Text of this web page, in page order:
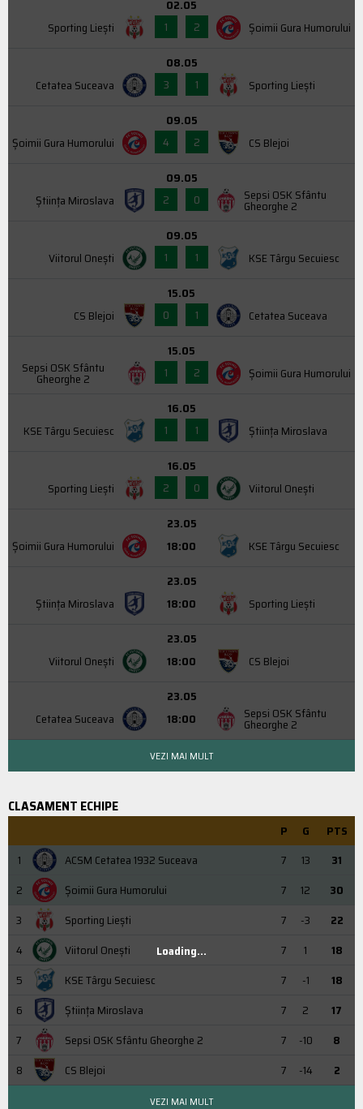
Sporting Liești
02.05
1
2 Şoimii Gura Humorului
Cetatea Suceava
08.05
3
1 Sporting Liești
Şoimii Gura Humorului
09.05
4
2 CS Blejoi
Știința Miroslava
09.05
2
0 Sepsi OSK Sfântu
Gheorghe 2
Viitorul Onești
09.05
1
1 KSE Târgu Secuiesc
CS Blejoi
15.05
0
1 Cetatea Suceava
Sepsi OSK Sfântu
Gheorghe 2
15.05
1
2 Şoimii Gura Humorului
KSE Târgu Secuiesc
16.05
1
1 Știința Miroslava
Sporting Liești
16.05
2
0 Viitorul Onești
Şoimii Gura Humorului
23.05
18:00
KSE Târgu Secuiesc
Știința Miroslava
23.05
18:00
Sporting Liești
Viitorul Onești
23.05
18:00
CS Blejoi
Cetatea Suceava
23.05
18:00
Sepsi OSK Sfântu
Gheorghe 2
VEZI MAI MULT
CLASAMENT ECHIPE
P G
PTS
1
ACSM Cetatea 1932 Suceava 7 13
31
2
Şoimii Gura Humorului 7 12
30
3
Sporting Liești 7 -3
22
4
Viitorul Onești 7 1
18
5
KSE Târgu Secuiesc 7 -1
18
6
Știința Miroslava 7 2
17
7
Sepsi OSK Sfântu Gheorghe 2 7 -10
8
8
CS Blejoi 7 -14 2
Loading...
VEZI MAI MULT